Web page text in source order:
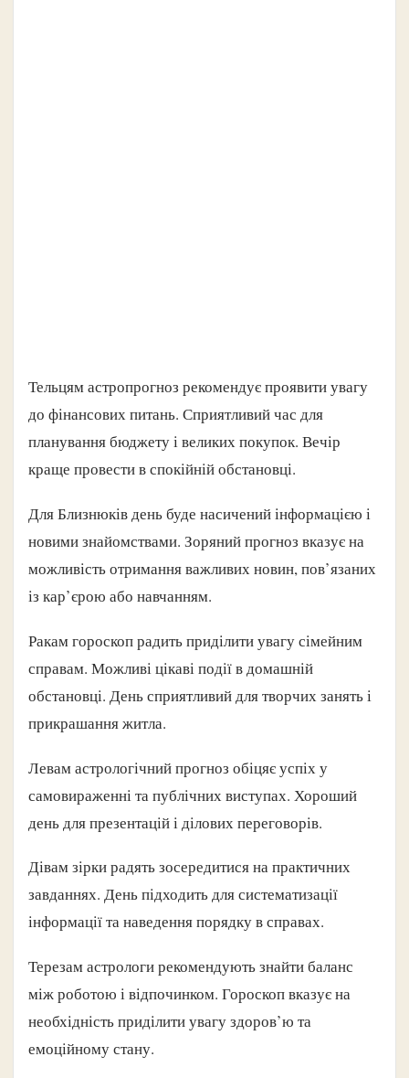
Тельцям астропрогноз рекомендує проявити увагу
до фінансових питань. Сприятливий час для
планування бюджету і великих покупок. Вечір
краще провести в спокійній обстановці.
Для Близнюків день буде насичений інформацією і
новими знайомствами. Зоряний прогноз вказує на
можливість отримання важливих новин, пов’язаних
із кар’єрою або навчанням.
Ракам гороскоп радить приділити увагу сімейним
справам. Можливі цікаві події в домашній
обстановці. День сприятливий для творчих занять і
прикрашання житла.
Левам астрологічний прогноз обіцяє успіх у
самовираженні та публічних виступах. Хороший
день для презентацій і ділових переговорів.
Дівам зірки радять зосередитися на практичних
завданнях. День підходить для систематизації
інформації та наведення порядку в справах.
Терезам астрологи рекомендують знайти баланс
між роботою і відпочинком. Гороскоп вказує на
необхідність приділити увагу здоров’ю та
емоційному стану.